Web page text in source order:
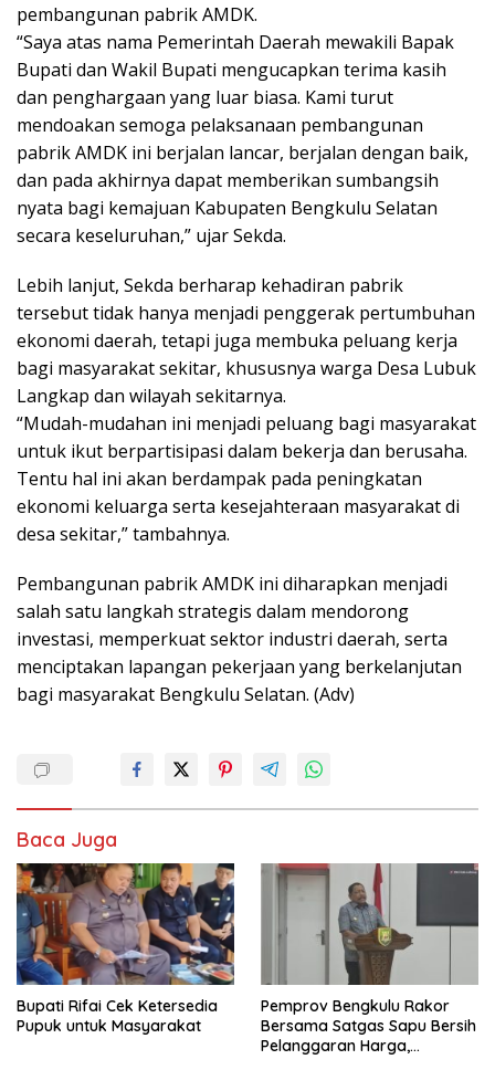
pembangunan pabrik AMDK.
“Saya atas nama Pemerintah Daerah mewakili Bapak
Bupati dan Wakil Bupati mengucapkan terima kasih
dan penghargaan yang luar biasa. Kami turut
mendoakan semoga pelaksanaan pembangunan
pabrik AMDK ini berjalan lancar, berjalan dengan baik,
dan pada akhirnya dapat memberikan sumbangsih
nyata bagi kemajuan Kabupaten Bengkulu Selatan
secara keseluruhan,” ujar Sekda.
Lebih lanjut, Sekda berharap kehadiran pabrik
tersebut tidak hanya menjadi penggerak pertumbuhan
ekonomi daerah, tetapi juga membuka peluang kerja
bagi masyarakat sekitar, khususnya warga Desa Lubuk
Langkap dan wilayah sekitarnya.
“Mudah-mudahan ini menjadi peluang bagi masyarakat
untuk ikut berpartisipasi dalam bekerja dan berusaha.
Tentu hal ini akan berdampak pada peningkatan
ekonomi keluarga serta kesejahteraan masyarakat di
desa sekitar,” tambahnya.
Pembangunan pabrik AMDK ini diharapkan menjadi
salah satu langkah strategis dalam mendorong
investasi, memperkuat sektor industri daerah, serta
menciptakan lapangan pekerjaan yang berkelanjutan
bagi masyarakat Bengkulu Selatan. (Adv)
Baca Juga
Bupati Rifai Cek Ketersedia
Pupuk untuk Masyarakat
Pemprov Bengkulu Rakor
Bersama Satgas Sapu Bersih
Pelanggaran Harga,